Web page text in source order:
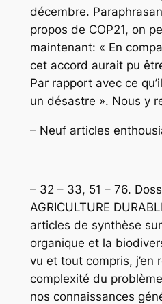
décembre.
propos de COP21, on
maintenant: « En
cet accord aurait pu
Par rapport avec ce
un désastre ». Nous y
– Neuf articles
– 32 – 33, 51 – 76.
AGRICULTURE
articles de synthèse
organique et la
vu et tout compris, j’en
complexité du
nos connaissances